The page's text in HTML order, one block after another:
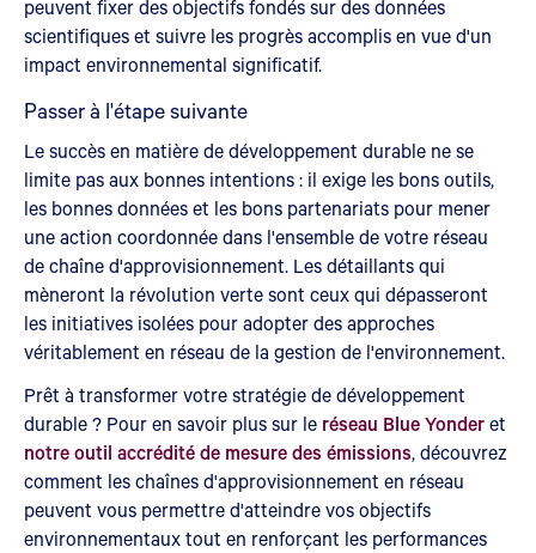
peuvent fixer des objectifs fondés sur des données
scientifiques et suivre les progrès accomplis en vue d'un
impact environnemental significatif.
Passer à l'étape suivante
Le succès en matière de développement durable ne se
limite pas aux bonnes intentions : il exige les bons outils,
les bonnes données et les bons partenariats pour mener
une action coordonnée dans l'ensemble de votre réseau
de chaîne d'approvisionnement. Les détaillants qui
mèneront la révolution verte sont ceux qui dépasseront
les initiatives isolées pour adopter des approches
véritablement en réseau de la gestion de l'environnement.
Prêt à transformer votre stratégie de développement
durable ? Pour en savoir plus sur le réseau Blue Yonderet
notre outil accrédité de mesure des émissions, découvrez
comment les chaînes d'approvisionnement en réseau
peuvent vous permettre d'atteindre vos objectifs
environnementaux tout en renforçant les performances